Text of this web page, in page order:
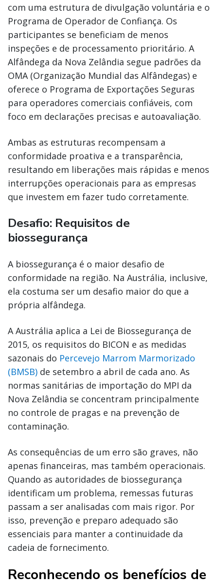
com uma estrutura de divulgação voluntária e o
Programa de Operador de Confiança. Os
participantes se beneficiam de menos
inspeções e de processamento prioritário. A
Alfândega da Nova Zelândia segue padrões da
OMA (Organização Mundial das Alfândegas) e
oferece o Programa de Exportações Seguras
para operadores comerciais confiáveis, com
foco em declarações precisas e autoavaliação.
Ambas as estruturas recompensam a
conformidade proativa e a transparência,
resultando em liberações mais rápidas e menos
interrupções operacionais para as empresas
que investem em fazer tudo corretamente.
Desafio: Requisitos de
biossegurança
A biossegurança é o maior desafio de
conformidade na região. Na Austrália, inclusive,
ela costuma ser um desafio maior do que a
própria alfândega.
A Austrália aplica a Lei de Biossegurança de
2015, os requisitos do BICON e as medidas
sazonais do Percevejo Marrom Marmorizado
(BMSB) de setembro a abril de cada ano. As
normas sanitárias de importação do MPI da
Nova Zelândia se concentram principalmente
no controle de pragas e na prevenção de
contaminação.
As consequências de um erro são graves, não
apenas financeiras, mas também operacionais.
Quando as autoridades de biossegurança
identificam um problema, remessas futuras
passam a ser analisadas com mais rigor. Por
isso, prevenção e preparo adequado são
essenciais para manter a continuidade da
cadeia de fornecimento.
Reconhecendo os benefícios de